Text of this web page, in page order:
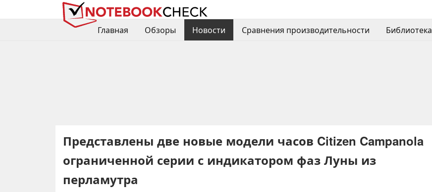
Главная
Обзоры Новости Сравнения производительности Библиотека
Представлены две новые модели часов Citizen Campanola
ограниченной серии с индикатором фаз Луны из
перламутра